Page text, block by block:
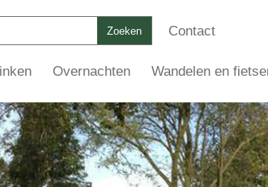
Zoeken Contact
Overnachten Wandelen en